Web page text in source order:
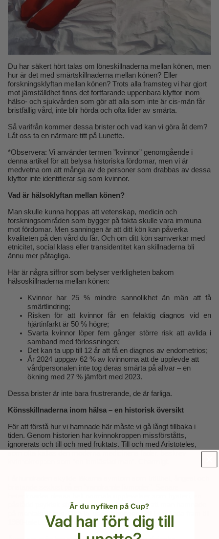
Du har säkert hört talas om löneskillnaderna mellan könen, men
hur är det med smärtskillnaderna mellan könen? Eller
forskningsklyftan mellan könen? Trots alla framsteg vi har gjort
mot jämställdhet finns det fortfarande uppenbara klyftor inom
hälso- och sjukvården som gör att alla som inte är cis-män får
bristfällig vård, inte blir hörda och ofta lider av smärta.
Så varifrån kommer dessa brister och vad kan vi göra åt dem?
Låt oss ta en närmare titt på Lunette.
*Observera: Vi använder termen ”kvinnor” genomgående i
denna artikel för att belysa historiska fördomar, men vi är
medvetna om att många av de personer som drabbas av dessa
klyftor inte identifierar sig som kvinnor.
Vad är hälsoklyftan mellan könen?
Man skulle kunna hoppas att vetenskap, medicin och
forskningsområden som bygger på fakta skulle vara immuna
mot fördomar. Men sanningen är att ditt kön kan påverka
kvaliteten på den vård du får. Och om ditt kön samverkar med
etnicitet, social klass eller transidentitet kan skillnaderna bli
ännu mer påtagliga.
Här är några siffror som belyser verkligheten bakom
hälsoskillnaderna mellan könen:
Kvinnor har 25 % mindre sannolikhet än män att få
smärtlindring;
Risken för att kvinnor får en felaktig diagnos vid en
hjärtinfarkt är 50 % högre;
Svarta kvinnor löper fem gånger större risk att avlida i
samband med förlossningen;
Det kan ta upp till 12 år att få en diagnos av endometrios;
År 2024 uppgav 62 % av kvinnorna att de upplevde att
vårdpersonalen inte tog deras smärta på allvar – en
ökning med 27 % jämfört med 2023.
Dessa brister är inte bara frustrerande, de är farliga.
Könsskillnaderna inom hälsa – en historisk översikt
För att förstå hur vi hamnade här måste vi gå långt tillbaka i
tiden. Genom historien har kvinnokroppen missförståtts,
ignorerats och till och med fruktats. Till och med Aristoteles,
som ofta kallas den moderna medicinens fader, beskrev
påstådd psykisk störning som kunde leda till att man hamnade
på mentalsjukhus. Och ja, den diagnosen höll i sig ända fram till
Är du nyfiken på Cup?
Vad har fört dig till